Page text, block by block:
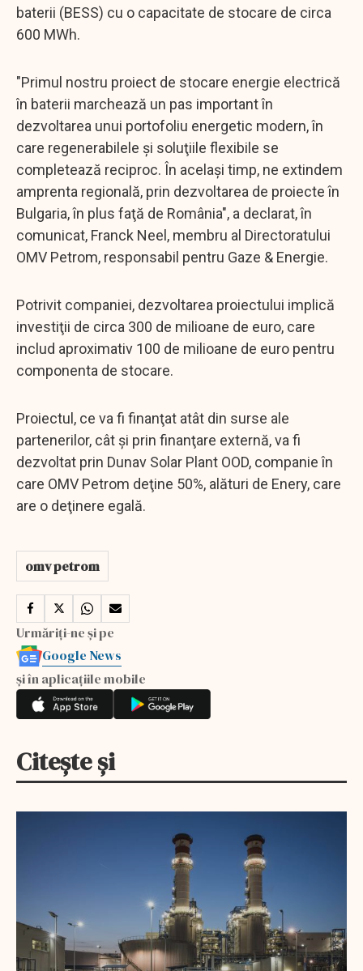
baterii (BESS) cu o capacitate de stocare de circa
600 MWh.
"Primul nostru proiect de stocare energie electrică
în baterii marchează un pas important în
dezvoltarea unui portofoliu energetic modern, în
care regenerabilele şi soluţiile flexibile se
completează reciproc. În acelaşi timp, ne extindem
amprenta regională, prin dezvoltarea de proiecte în
Bulgaria, în plus faţă de România", a declarat, în
comunicat, Franck Neel, membru al Directoratului
OMV Petrom, responsabil pentru Gaze & Energie.
Potrivit companiei, dezvoltarea proiectului implică
investiţii de circa 300 de milioane de euro, care
includ aproximativ 100 de milioane de euro pentru
componenta de stocare.
Proiectul, ce va fi finanţat atât din surse ale
partenerilor, cât şi prin finanţare externă, va fi
dezvoltat prin Dunav Solar Plant OOD, companie în
care OMV Petrom deţine 50%, alături de Enery, care
are o deţinere egală.
omv petrom
Urmăriți-ne și pe
Google News
și în aplicațiile mobile
Citește și